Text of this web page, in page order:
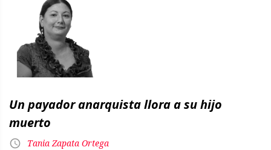
Un payador anarquista llora a su hijo
muerto
Tania Zapata Ortega